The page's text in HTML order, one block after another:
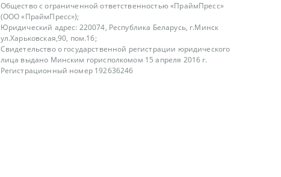
Общество с ограниченной ответственностью «ПраймПресс»
(ООО «ПраймПресс»);
Юридический адрес: 220074, Республика Беларусь, г.Минск
ул.Харьковская,90, пом.16;
Свидетельство о государственной регистрации юридического
лица выдано Минским горисполкомом 15 апреля 2016 г.
Регистрационный номер 192636246